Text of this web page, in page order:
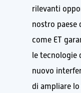
rilevanti
nostro
come ET
le tecnologie
nuovo
di ampliare